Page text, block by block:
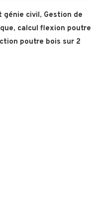
génie civil, Gestion de
, calcul flexion poutre
poutre bois sur 2